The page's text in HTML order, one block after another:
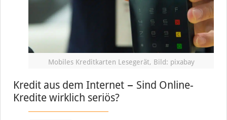
Mobiles Kreditkarten Lesegerät, Bild: pixabay
Kredit aus dem Internet − Sind Online-
Kredite wirklich seriös?